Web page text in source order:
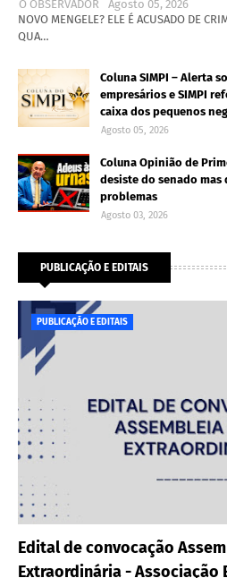
O OBSERVADOR
Agosto 05, 2026
NOVO MENGELE? ELE É ACUSADO DE
QUA…
Coluna SIMPI – Alerta
empresários e SIMPI
caixa dos pequenos
Agosto 05, 2026
Coluna Opinião de
desiste do senado mas
problemas
Agosto 03, 2026
PUBLICAÇÃO E EDITAIS
PUBLICAÇÃO E EDITAIS
Edital de convocação
Extraordinária - Associação